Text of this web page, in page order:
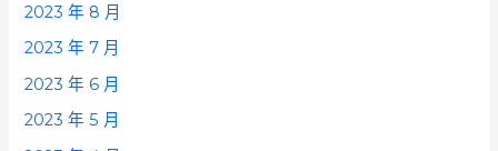
2023 年 8 月
2023 年 7 月
2023 年 6 月
2023 年 5 月